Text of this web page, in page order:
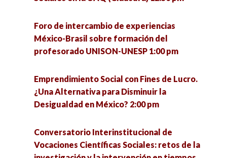
Análisis de la implementación del acuerdo del
tercer país seguro en Guatemala 5:00 pm
La resiliencia como eje para enfrentar el futuro
desde las personas mayores (1) 5:00 pm
Gobernanza de la migración en tiempos de
colaborativo para la mejora de la gestión e
La media naranja: el mito del amor como
completud 4:00 pm
Migración en tiempos del COVID-19 4:00 pm
Un acercamiento básico a la perspectiva de
común? 4:00 pm
Foro de intercambio de experiencias
México-Brasil sobre formación del
profesorado UNISON-UNESP 1:00 pm
Emprendimiento Social con Fines de Lucro.
¿Una Alternativa para Disminuir la
Desigualdad en México? 2:00 pm
Conversatorio Interinstitucional de
Vocaciones Científicas Sociales: retos de la